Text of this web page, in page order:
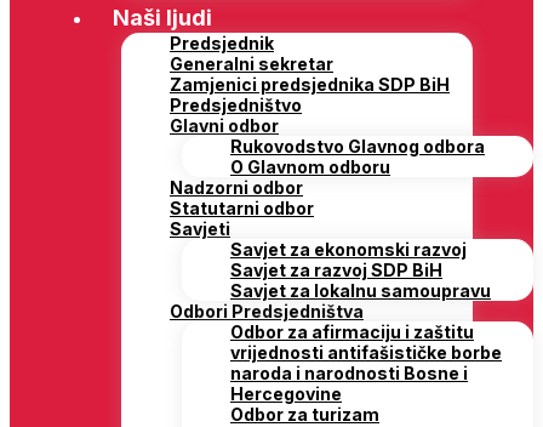
Naši ljudi
Predsjednik
Generalni sekretar
Zamjenici predsjednika SDP BiH
Predsjedništvo
Glavni odbor
Rukovodstvo Glavnog odbora
O Glavnom odboru
Nadzorni odbor
Statutarni odbor
Savjeti
Savjet za ekonomski razvoj
Savjet za razvoj SDP BiH
Savjet za lokalnu samoupravu
Odbori Predsjedništva
Odbor za afirmaciju i zaštitu
vrijednosti antifašističke borbe
naroda i narodnosti Bosne i
Hercegovine
Odbor za turizam